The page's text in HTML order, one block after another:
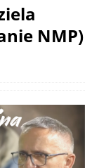
NMP)